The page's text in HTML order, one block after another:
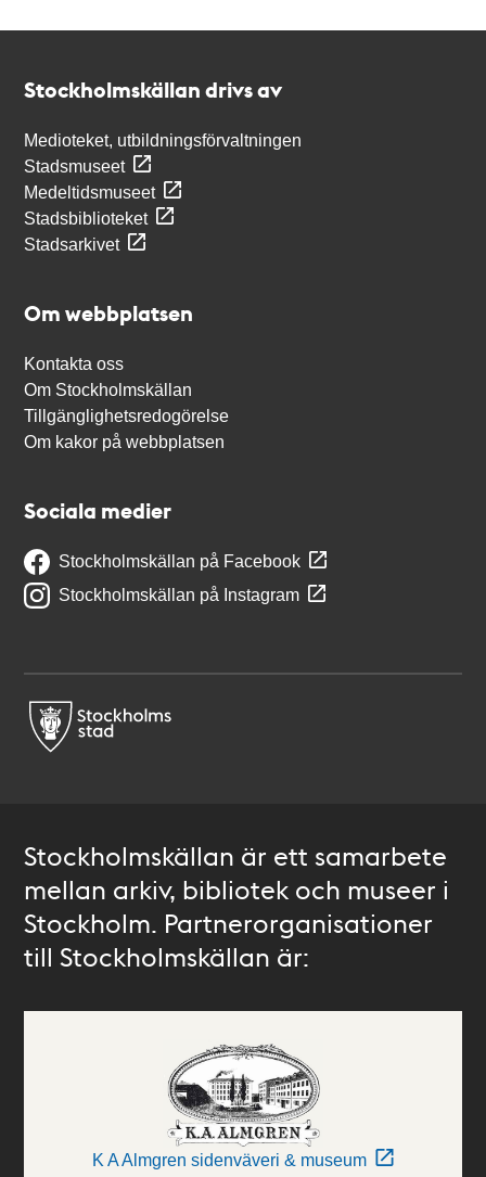
Stockholmskällan drivs av
Medioteket, utbildningsförvaltningen
Stadsmuseet
Medeltidsmuseet
Stadsbiblioteket
Stadsarkivet
Om webbplatsen
Kontakta oss
Om Stockholmskällan
Tillgänglighetsredogörelse
Om kakor på webbplatsen
Sociala medier
Stockholmskällan på Facebook
Stockholmskällan på Instagram
Stockholmskällan är ett samarbete
mellan arkiv, bibliotek och museer i
Stockholm. Partnerorganisationer
till Stockholmskällan är:
K A Almgren sidenväveri & museum